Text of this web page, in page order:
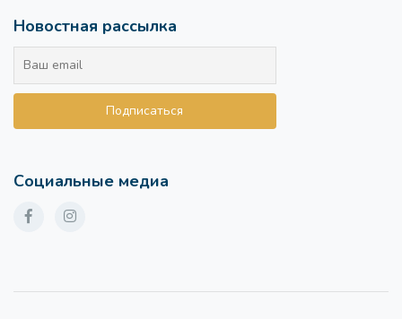
Новостная рассылка
Социальные медиа